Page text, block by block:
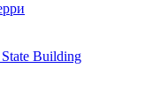
Building